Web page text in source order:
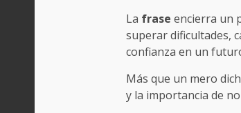
La frase encierra un
superar dificultades,
confianza en un
Más que un mero
y la importancia de